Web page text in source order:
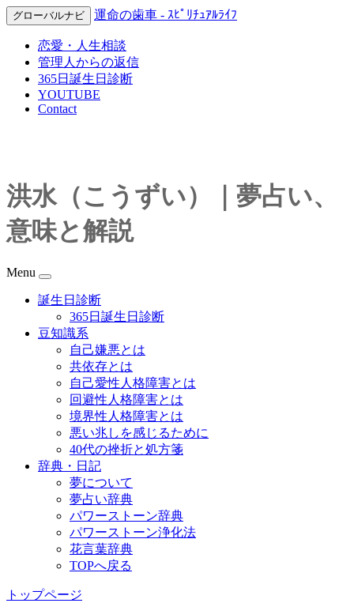
グローバルナビ 運命の歯車 - ｽﾋﾟﾘﾁｭｱﾙﾗｲﾌ
恋愛・人生相談
管理人からの返信
365日誕生日診断
YOUTUBE
Contact
洪水（こうずい）｜夢占い、
意味と解説
Menu
誕生日診断
365日誕生日診断
豆知識系
自己嫌悪とは
共依存とは
自己愛性人格障害とは
回避性人格障害とは
境界性人格障害とは
悪い兆しを感じるために
40代の挫折と処方箋
辞典・日記
夢について
夢占い辞典
パワーストーン辞典
パワーストーン浄化法
花言葉辞典
TOPへ戻る
トップページ